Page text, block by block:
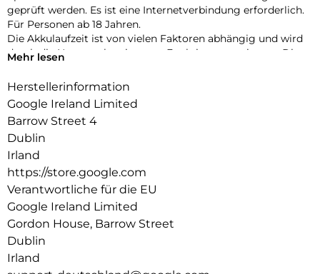
geprüft werden. Es ist eine Internetverbindung erforderlich.
Für Personen ab 18 Jahren.
Die Akkulaufzeit ist von vielen Faktoren abhängig und wird
durch die Nutzung bestimmter Funktionen verringert. Die
Zeit verwaltet die Pixel-Software die Akkuleistung, um die
erhalten. Unter g.co/pixel/battery tests und
g.co/pixel/batteryhealth findest du weitere Informationen.
Mehr lesen
Herstellerinformation
Google Ireland Limited
Barrow Street 4
Dublin
Irland
https://store.google.com
Verantwortliche für die EU
Google Ireland Limited
Gordon House, Barrow Street
Dublin
Irland